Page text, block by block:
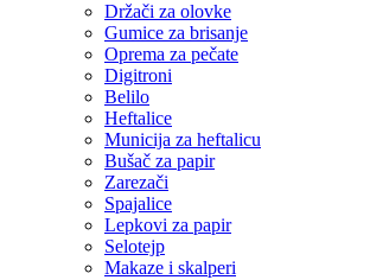
Držači za olovke
Gumice za brisanje
Oprema za pečate
Digitroni
Belilo
Heftalice
Municija za heftalicu
Bušač za papir
Zarezači
Spajalice
Lepkovi za papir
Selotejp
Makaze i skalperi